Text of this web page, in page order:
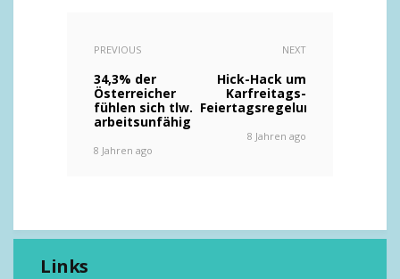
PREVIOUS
34,3% der
Österreicher
fühlen sich tlw.
arbeitsunfähig
8 Jahren ago
NEXT
Hick-Hack um
Karfreitags-
Feiertagsregelung
8 Jahren ago
Links